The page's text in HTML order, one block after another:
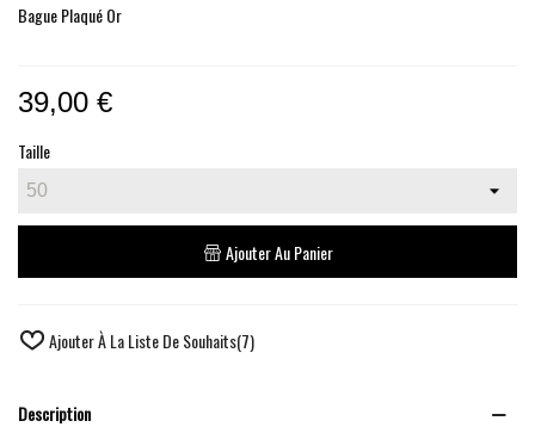
Bague Plaqué Or
39,00 €
Taille
Ajouter Au Panier
Ajouter À La Liste De Souhaits(7)
Description